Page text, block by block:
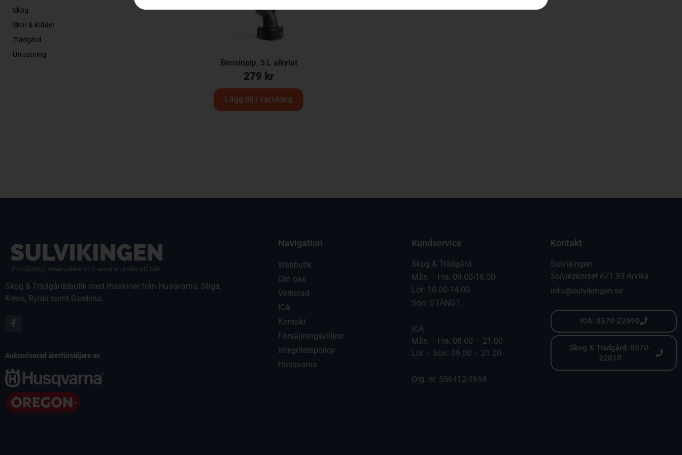
Skog
Skor & Kläder
Trädgård
Utrustning
Bensinpip, 5 L alkylat
279 kr
Lägg till i varukorg
Skog & Trädgårdsbutik med maskiner från Husqvarna, Stiga,
Kress, Ryobi samt Gardena.
Auktoriserad återförsäljare av
Navigation
Webbutik
Om oss
Verkstad
ICA
Kontakt
Försäljningsvillkor
Integritetspolicy
Husqvarna
Kundservice
Skog & Trädgård
Mån – Fre: 09.00-18.00
Lör: 10.00-14.00
Sön: STÄNGT
ICA
Mån – Fre: 08.00 – 21.00
Lör – Sön: 09.00 – 21.00
Org. nr. 556412-1654
Kontakt
Sulvikingen
Sulvikskorset 671 93 Arvika
info@sulvikingen.se
ICA: 0570-22090
Skog & Trädgård: 0570-
22010